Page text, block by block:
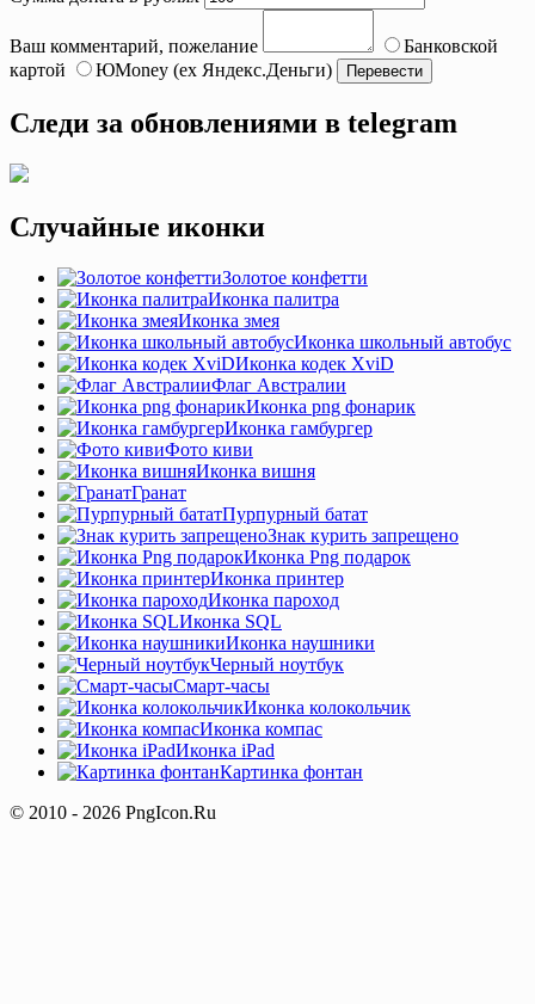
Ваш комментарий, пожелание
Банковской
картой
ЮMoney (ex Яндекс.Деньги)
Следи за обновлениями в telegram
Случайные иконки
Золотое конфетти
Иконка палитра
Иконка змея
Иконка школьный автобус
Иконка кодек XviD
Флаг Австралии
Иконка png фонарик
Иконка гамбургер
Фото киви
Иконка вишня
Гранат
Пурпурный батат
Знак курить запрещено
Иконка Png подарок
Иконка принтер
Иконка пароход
Иконка SQL
Иконка наушники
Черный ноутбук
Cмарт-часы
Иконка колокольчик
Иконка компас
Иконка iPad
Картинка фонтан
© 2010 - 2026 PngIcon.Ru